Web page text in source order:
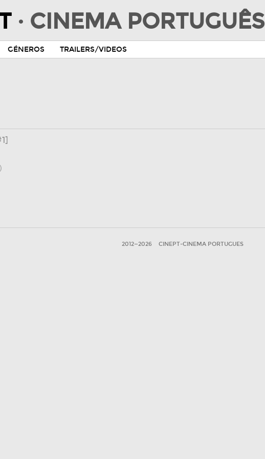
· CINEMA PORTUGUÊS
GÉNEROS TRAILERS/VIDEOS
2012—2026 CINEPT-CINEMA PORTUGUES